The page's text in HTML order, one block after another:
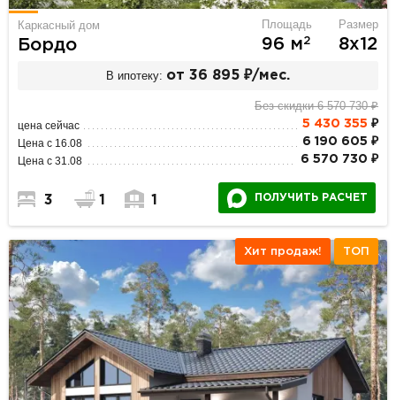
Каркасный дом
Бордо
Площадь
96 м2
Размер
8х12
В ипотеку: от 36 895 ₽/мес.
Без скидки 6 570 730 ₽
цена сейчас 5 430 355 ₽
Цена с 16.08 6 190 605 ₽
Цена с 31.08 6 570 730 ₽
3 1 1 ПОЛУЧИТЬ РАСЧЕТ
Хит продаж! ТОП